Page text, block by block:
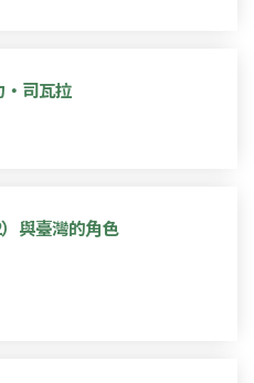
‧司瓦拉
與臺灣的角色